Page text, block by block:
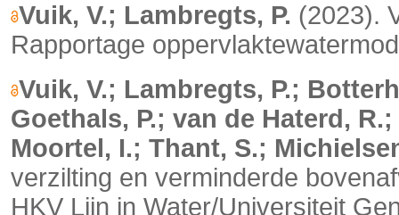
Vuik, V.; Lambregts, P. (2023).
Rapportage
Vuik, V.; Lambregts, P.;
Goethals, P.; van de Haterd,
Moortel, I.; Thant, S.;
verzilting en verminderde
HKV Lijn in Water/Universiteit